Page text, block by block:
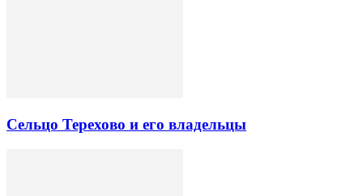
Сельцо Терехово и его владельцы